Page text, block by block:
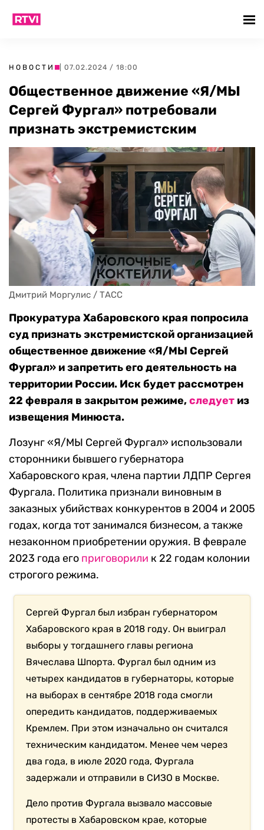
НОВОСТИ | 07.02.2024 / 18:00
Общественное движение «Я/МЫ
Сергей Фургал» потребовали
признать экстремистским
Дмитрий Моргулис / ТАСС
Прокуратура Хабаровского края попросила
суд признать экстремистской организацией
общественное движение «Я/МЫ Сергей
Фургал» и запретить его деятельность на
территории России. Иск будет рассмотрен
22 февраля в закрытом режиме,следует из
извещения Минюста.
Лозунг «Я/МЫ Сергей Фургал» использовали
сторонники бывшего губернатора
Хабаровского края, члена партии ЛДПР Сергея
Фургала. Политика признали виновным в
заказных убийствах конкурентов в 2004 и 2005
годах, когда тот занимался бизнесом, а также
незаконном приобретении оружия. В феврале
2023 года его приговорили к 22 годам колонии
строгого режима.
Сергей Фургал был избран губернатором
Хабаровского края в 2018 году. Он выиграл
выборы у тогдашнего главы региона
Вячеслава Шпорта. Фургал был одним из
четырех кандидатов в губернаторы, которые
на выборах в сентябре 2018 года смогли
опередить кандидатов, поддерживаемых
Кремлем. При этом изначально он считался
техническим кандидатом. Менее чем через
два года, в июле 2020 года, Фургала
задержали и отправили в СИЗО в Москве.
Дело против Фургала вызвало массовые
протесты в Хабаровском крае, которые